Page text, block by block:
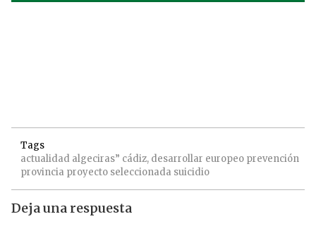
Tags
actualidad algeciras” cádiz, desarrollar europeo prevención
provincia proyecto seleccionada suicidio
Deja una respuesta